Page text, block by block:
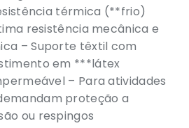
térmica (**frio)
resistência mecânica e
– Suporte têxtil com
em ***látex
– Para atividades
proteção a
ou respingos